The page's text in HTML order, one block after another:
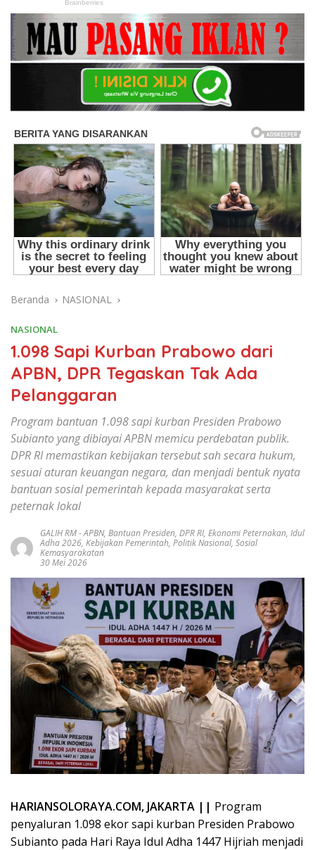
Beranda NASIONAL
NASIONAL
1.098 Sapi Kurban Prabowo dari
APBN, DPR Tegaskan Tak Ada
Pelanggaran
Program bantuan 1.098 sapi kurban Presiden Prabowo
Subianto yang dibiayai APBN memicu perdebatan publik.
DPR RI memastikan kebijakan tersebut sah secara hukum,
sesuai aturan keuangan negara, dan menjadi bentuk nyata
bantuan sosial pemerintah kepada masyarakat serta
peternak lokal
GALIH RM-APBN, Bantuan Presiden, DPR RI, Ekonomi Peternakan, Idul
Adha 2026, Kebijakan Pemerintah, Politik Nasional, Sosial
Kemasyarakatan
30 Mei 2026
HARIANSOLORAYA.COM, JAKARTA || Program
penyaluran 1.098 ekor sapi kurban Presiden Prabowo
Subianto pada Hari Raya Idul Adha 1447 Hijriah menjadi